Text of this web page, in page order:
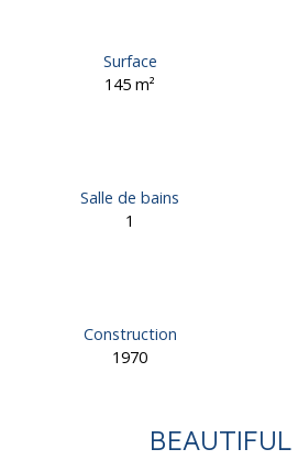
Surface
145m²
Salle de bains
1
Construction
1970
BEAUTIFUL